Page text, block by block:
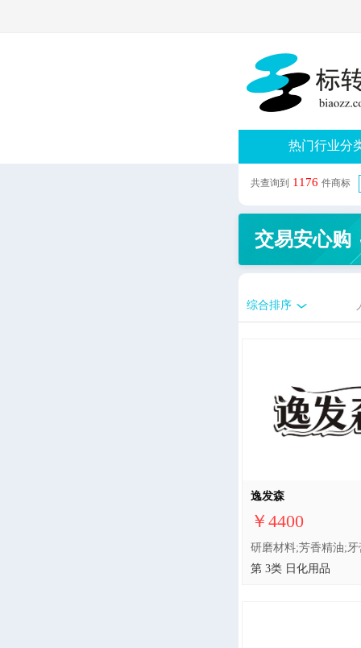
热门行业分
共查询到 1176 件商标
交易安心购
综合排序
逸发森
￥4400
第 3类 日化用品